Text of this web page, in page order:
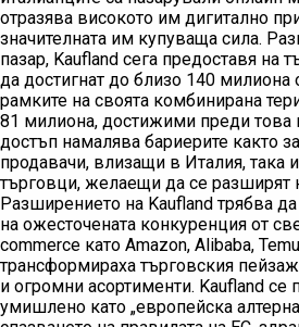
отразява високото им дигитално
значителната им купуваща сила.
пазар, Kaufland сега предоставя на
да достигнат до близо 140 милиона
рамките на своята комбинирана
81 милиона, достижими преди това
достъп намалява бариерите както
продавачи, влизащи в Италия, така
търговци, желаещи да се разширят
Разширението на Kaufland трябва
на ожесточената конкуренция от
commerce като Amazon, Alibaba,
трансформираха търговския
и огромни асортименти. Kaufland се
умишлено като „европейска